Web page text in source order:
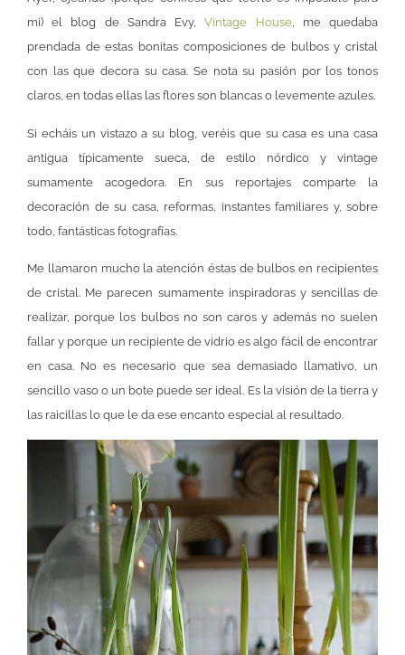
mi) el blog de Sandra Evy,Vintage House, me quedaba
prendada de estas bonitas composiciones de bulbos y cristal
con las que decora su casa. Se nota su pasión por los tonos
claros, en todas ellas las flores son blancas o levemente azules.
Si echáis un vistazo a su blog, veréis que su casa es una casa
antigua típicamente sueca, de estilo nórdico y vintage
sumamente acogedora. En sus reportajes comparte la
decoración de su casa, reformas, instantes familiares y, sobre
todo, fantásticas fotografías.
Me llamaron mucho la atención éstas de bulbos en recipientes
de cristal. Me parecen sumamente inspiradoras y sencillas de
realizar, porque los bulbos no son caros y además no suelen
fallar y porque un recipiente de vidrio es algo fácil de encontrar
en casa. No es necesario que sea demasiado llamativo, un
sencillo vaso o un bote puede ser ideal. Es la visión de la tierra y
las raicillas lo que le da ese encanto especial al resultado.